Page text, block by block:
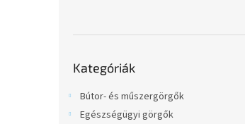
átugrása
Kategóriák
Bútor- és műszergörgők
Egészségügyi görgők